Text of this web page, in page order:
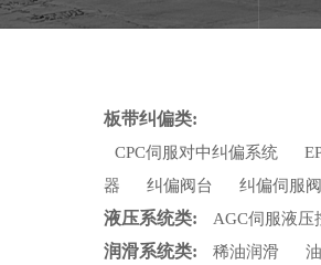
板带纠偏类:
CPC伺服对中纠偏系统
器
纠偏阀台 纠偏伺服阀
液压系统类: AGC伺服液压
润滑系统类: 稀油润滑